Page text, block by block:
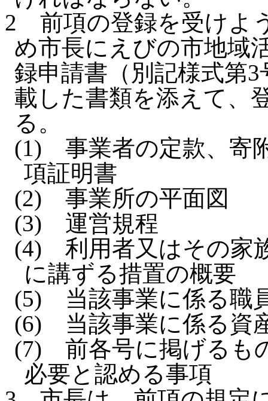
2 前項の登録を受けよ
め市長にえびの市地域
録申請書（別記様式第
載した書類を添えて、
る。
(1) 事業者の定款、寄
項証明書
(2) 事業所の平面図
(3) 運営規程
(4) 利用者又はその家
に講ずる措置の概要
(5) 当該事業に係る職
(6) 当該事業に係る資
(7) 前各号に掲げるも
必要と認める事項